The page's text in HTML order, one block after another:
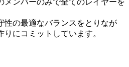
性の最適なバランスをとりなが
にコミットしています。